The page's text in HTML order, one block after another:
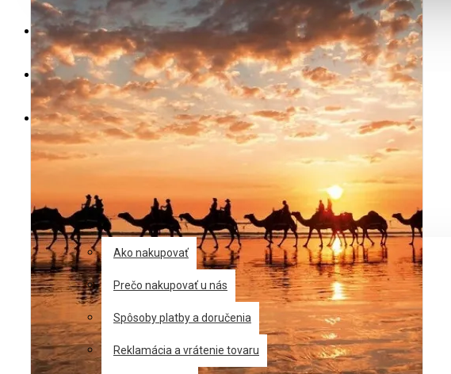
Váš nákupný košík je prázdny!
Výrobcovia
Výpredaj Posledné kusy
Akcie Zľavy
Blog
Informácie
Ako nakupovať
Prečo nakupovať u nás
Spôsoby platby a doručenia
Reklamácia a vrátenie tovaru